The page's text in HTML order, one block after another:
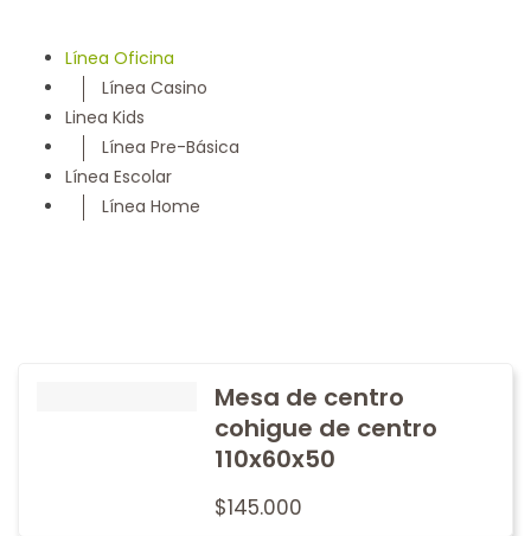
Línea Oficina
Línea Casino
Linea Kids
Línea Pre-Básica
Línea Escolar
Línea Home
Mesa de centro
cohigue de centro
110x60x50
$145.000